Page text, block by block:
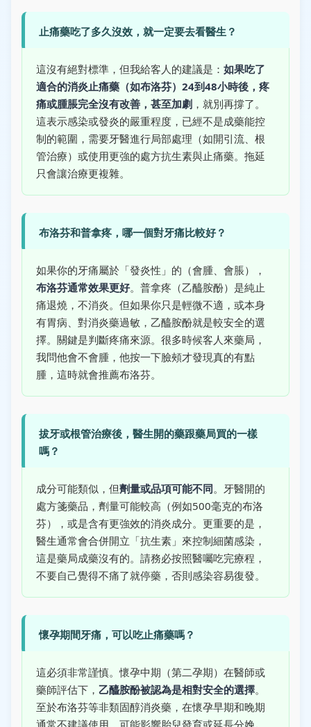
止痛藥吃了多久沒效，就一定要去看醫生？
這沒有絕對標準，但我給客人的建議是： 如果吃了
適合的消炎止痛藥（如布洛芬）24到48小時後，疼
痛或腫脹完全沒有改善，甚至加劇 ，就別再撐了。
這表示感染或發炎的嚴重程度，已經不是成藥能控
制的範圍，需要牙醫進行局部處理（如開引流、根
管治療）或使用更強的處方抗生素與止痛藥。拖延
只會讓治療更複雜。
布洛芬和普拿疼，哪一個對牙痛比較好？
如果你的牙痛屬於「發炎性」的（會腫、會脹），
布洛芬通常效果更好。普拿疼（乙醯胺酚）是純止
痛退燒，不消炎。但如果你只是輕微不適，或本身
有胃病、對消炎藥過敏，乙醯胺酚就是較安全的選
擇。關鍵是判斷疼痛來源。很多時候客人來藥局，
我問他會不會腫，他按一下臉頰才發現真的有點
腫，這時就會推薦布洛芬。
拔牙或根管治療後，醫生開的藥跟藥局買的一樣
嗎？
成分可能類似，但劑量或品項可能不同。牙醫開的
處方箋藥品，劑量可能較高（例如500毫克的布洛
芬），或是含有更強效的消炎成分。更重要的是，
醫生通常會合併開立「抗生素」來控制細菌感染，
這是藥局成藥沒有的。請務必按照醫囑吃完療程，
不要自己覺得不痛了就停藥，否則感染容易復發。
懷孕期間牙痛，可以吃止痛藥嗎？
這必須非常謹慎。懷孕中期（第二孕期）在醫師或
藥師評估下， 乙醯胺酚被認為是相對安全的選擇。
至於布洛芬等非類固醇消炎藥，在懷孕早期和晚期
通常不建議使用，可能影響胎兒發育或延長分娩。